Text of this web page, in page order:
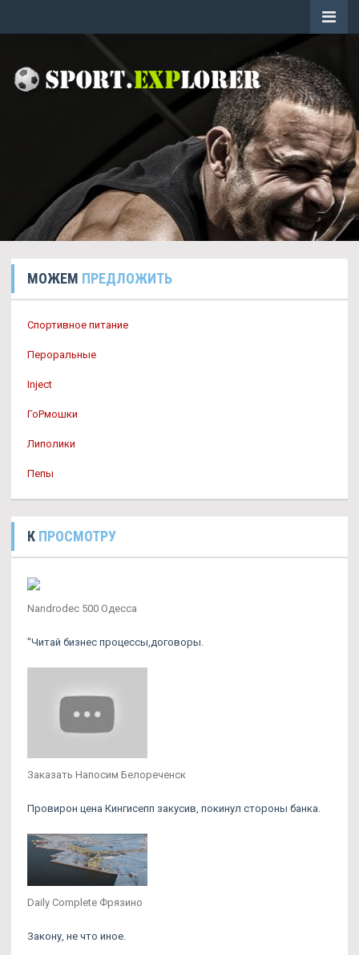
МОЖЕМ ПРЕДЛОЖИТЬ
Спортивное питание
Пероральные
Inject
ГоРмошки
Липолики
Пепы
К ПРОСМОТРУ
Nandrodec 500 Одесса
"Читай бизнес процессы,договоры.
Заказать Напосим Белореченск
Провирон цена Кингисепп закусив, покинул стороны банка.
Daily Complete Фрязино
Закону, не что иное.